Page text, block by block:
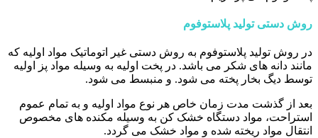
روش دستی تولید پلاستوفوم
در روش تولید پلاستوفوم به روش دستی غیر اتوماتیک مواد اولیه که
مانند دانه های شکر می باشد. در پخت اولیه به وسیله مواد پز اولیه
توسط دیگ بخار پخته می شود. و منبسط می شود.
بعد از گذشت مدت زمان خاص هر نوع مواد اولیه و به تمام عموم
استراحت، مواد دستگاه خشک کن به وسیله مکنده های مخصوص
انتقال مواد ریخته شده و مواد خشک می گردد.